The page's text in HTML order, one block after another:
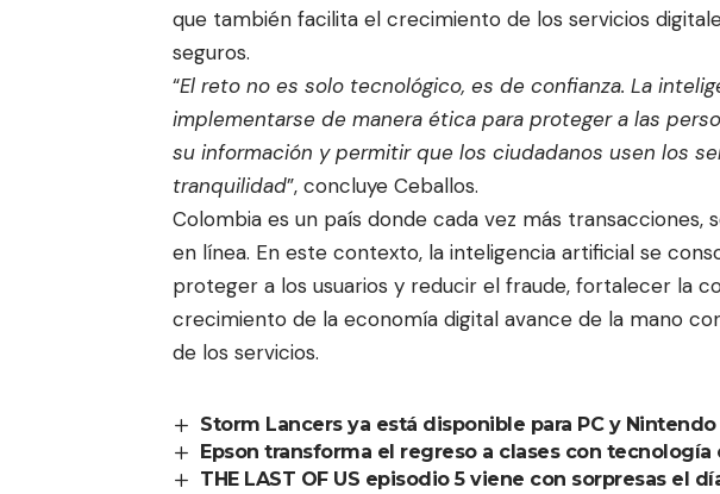
que también facilita el crecimiento de los servicios
seguros.
“El reto no es solo tecnológico, es de confianza. La
implementarse de manera ética para proteger a las
su información y permitir que los ciudadanos usen los
tranquilidad”, concluye Ceballos.
Colombia es un país donde cada vez más transacciones,
en línea. En este contexto, la inteligencia artificial se
proteger a los usuarios y reducir el fraude, fortalecer la
crecimiento de la economía digital avance de la mano
de los servicios.
Storm Lancers ya está disponible para PC y
Epson transforma el regreso a clases con tecnología
THE LAST OF US episodio 5 viene con sorpresas el